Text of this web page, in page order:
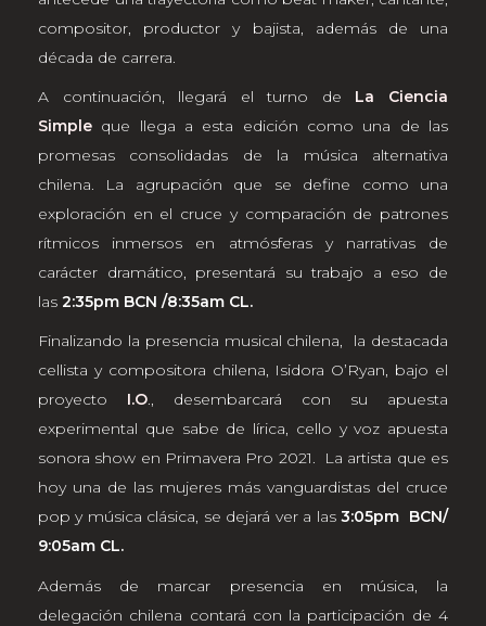
compositor, productor y bajista, además de una
década de carrera.
A continuación, llegará el turno de La Ciencia
Simple que llega a esta edición como una de las
promesas consolidadas de la música alternativa
chilena. La agrupación que se define como una
exploración en el cruce y comparación de patrones
rítmicos inmersos en atmósferas y narrativas de
carácter dramático, presentará su trabajo a eso de
las 2:35pm BCN /8:35am CL.
Finalizando la presencia musical chilena, la destacada
cellista y compositora chilena, Isidora O’Ryan, bajo el
proyecto
I.O., desembarcará con su apuesta
experimental que sabe de lírica, cello y voz apuesta
sonora show en Primavera Pro 2021. La artista que es
hoy una de las mujeres más vanguardistas del cruce
pop y música clásica, se dejará ver a las3:05pm BCN/
9:05am CL.
Además de marcar presencia en música, la
delegación chilena contará con la participación de 4